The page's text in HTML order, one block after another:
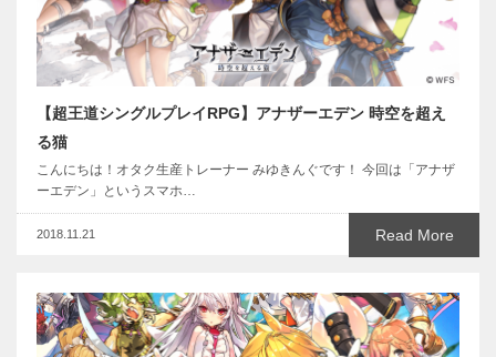
【超王道シングルプレイRPG】アナザーエデン 時空を超え
る猫
こんにちは！オタク生産トレーナー みゆきんぐです！ 今回は「アナザ
ーエデン」というスマホ…
Read More
2018.11.21